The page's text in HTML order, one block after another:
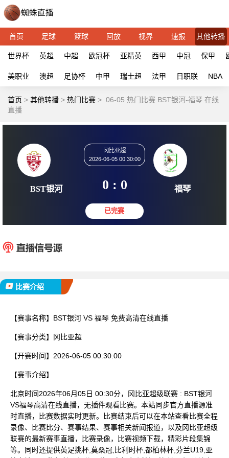
首页 足球 篮球 回放 视界 速报 其他转播
世界杯 英超 中超 欧冠杯 亚精英 西甲 中冠 保甲
美职业 澳超 足协杯 中甲 瑞士超 法甲 日职联 NBA
首页 > 其他转播 > 热门比赛 > 06-05 热门比赛 BST银河-福琴 在线
直播
冈比亚超
0 : 0
比赛介绍
【赛事名称】 BST银河 VS 福琴 免费高清在线直播
【赛事分类】 冈比亚超
【开赛时间】 2026-06-05 00:30:00
【赛事介绍】
北京时间2026年06月05日 00:30分，冈比亚超级联赛 : BST银河
VS福琴高清在线直播，无插件观看比赛。本站同步官方直播源准
时直播，比赛数据实时更新。比赛结束后可以在本站查看比赛全程
录像、比赛比分、赛事结果、赛事相关新闻报道，以及冈比亚超级
联赛的最新赛事直播，比赛录像，比赛视频下载，精彩片段集锦
等。同时还提供英足挑杯,莫桑冠,比利时杯,都柏林杯,芬兰U19,亚